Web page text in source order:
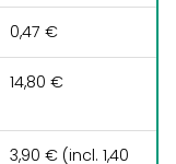
0,47 €
14,80 €
3,90 € (incl. 1,40